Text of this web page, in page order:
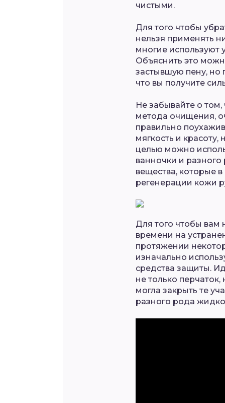
чистыми.
Для того чтобы
нельзя применять
многие используют
Объяснить это
застывшую пену, но
что вы получите
Не забывайте о
метода очищения,
правильно
мягкость и
целью можно
ванночки и разного
вещества, которые
регенерации кожи
Для того чтобы вам
времени на
протяжении
изначально
средства защиты.
не только
могла закрыть те
разного рода